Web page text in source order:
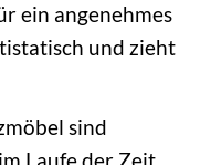
ein angenehmes
und zieht
sind
Laufe der Zeit